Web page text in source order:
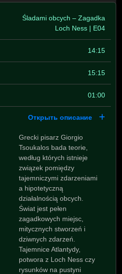
Śladami obcych – Zagadka
Loch Ness | E04
14:15
15:15
01:00
Открыть описание
Grecki pisarz Giorgio
Tsoukalos bada teorie,
według których istnieje
związek pomiędzy
tajemniczymi zdarzeniami
a hipotetyczną
działalnością obcych.
Świat jest pełen
zagadkowych miejsc,
mitycznych stworzeń i
dziwnych zdarzeń.
Tajemnice Atlantydy,
potwora z Loch Ness czy
rysunków na pustyni